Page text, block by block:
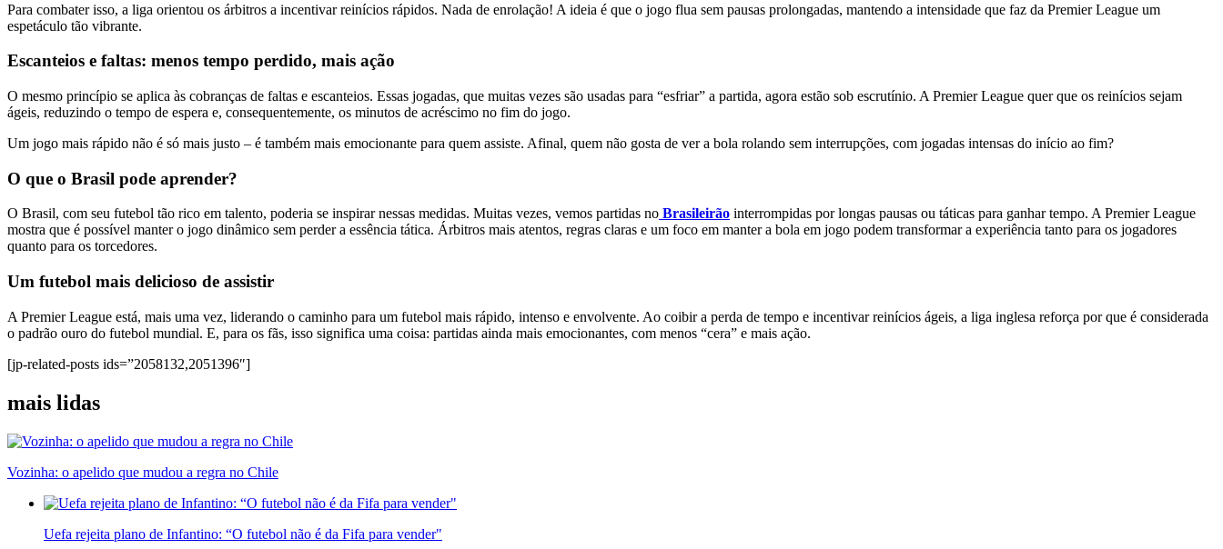
Para combater isso, a liga orientou os árbitros a incentivar reinícios rápidos. Nada de enrolação! A ideia é que o jogo flua sem pausas prolongadas, mantendo a intensidade que faz da Premier League um
espetáculo tão vibrante.
Escanteios e faltas: menos tempo perdido, mais ação
O mesmo princípio se aplica às cobranças de faltas e escanteios. Essas jogadas, que muitas vezes são usadas para “esfriar” a partida, agora estão sob escrutínio. A Premier League quer que os reinícios sejam
ágeis, reduzindo o tempo de espera e, consequentemente, os minutos de acréscimo no fim do jogo.
Um jogo mais rápido não é só mais justo – é também mais emocionante para quem assiste. Afinal, quem não gosta de ver a bola rolando sem interrupções, com jogadas intensas do início ao fim?
O que o Brasil pode aprender?
O Brasil, com seu futebol tão rico em talento, poderia se inspirar nessas medidas. Muitas vezes, vemos partidas no Brasileirão interrompidas por longas pausas ou táticas para ganhar tempo. A Premier League
mostra que é possível manter o jogo dinâmico sem perder a essência tática. Árbitros mais atentos, regras claras e um foco em manter a bola em jogo podem transformar a experiência tanto para os jogadores
quanto para os torcedores.
Um futebol mais delicioso de assistir
A Premier League está, mais uma vez, liderando o caminho para um futebol mais rápido, intenso e envolvente. Ao coibir a perda de tempo e incentivar reinícios ágeis, a liga inglesa reforça por que é considerada
o padrão ouro do futebol mundial. E, para os fãs, isso significa uma coisa: partidas ainda mais emocionantes, com menos “cera” e mais ação.
[jp-related-posts ids=”2058132,2051396″]
mais lidas
Vozinha: o apelido que mudou a regra no Chile
Uefa rejeita plano de Infantino: “O futebol não é da Fifa para vender"